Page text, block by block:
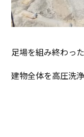
足場を組み終わっ
建物全体を高圧洗